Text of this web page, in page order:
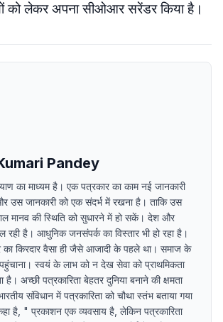
को लेकर अपना सीओआर सरेंडर किया है।
Pandey
का माध्यम है। एक पत्रकार का काम नई जानकारी
उस जानकारी को एक संदर्भ में रखना है। ताकि उस
मानव की स्थिति को सुधारने में हो सकें। देश और
रही है। आधुनिक जनसंपर्क का विस्तार भी हो रहा है।
किरदार वैसा ही जैसे आजादी के पहले था। समाज के
स्वयं के लाभ को न देख सेवा को प्राथमिकता
है। अच्छी पत्रकारिता बेहतर दुनिया बनाने की क्षमता
संविधान में पत्रकारिता को चौथा स्तंभ बताया गया
है, " प्रकाशन एक व्यवसाय है, लेकिन पत्रकारिता